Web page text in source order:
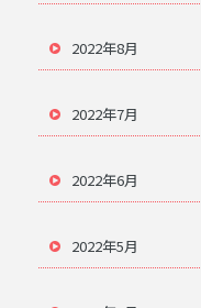
2022年8月
2022年7月
2022年6月
2022年5月